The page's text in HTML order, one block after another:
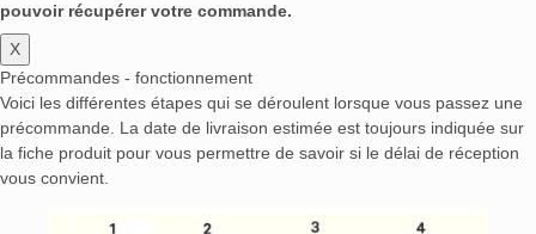
pouvoir récupérer votre commande.
X
Précommandes - fonctionnement
Voici les différentes étapes qui se déroulent lorsque vous passez une
précommande. La date de livraison estimée est toujours indiquée sur
la fiche produit pour vous permettre de savoir si le délai de réception
vous convient.